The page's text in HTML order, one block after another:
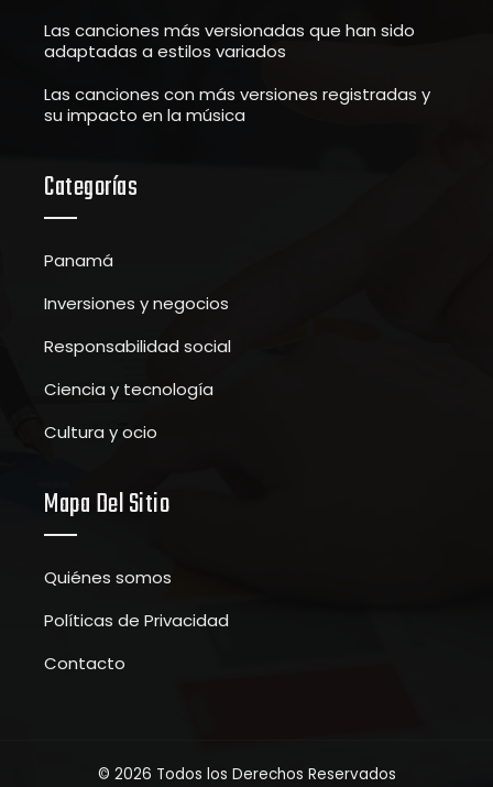
Las canciones más versionadas que han sido
adaptadas a estilos variados
Las canciones con más versiones registradas y
su impacto en la música
Categorías
Panamá
Inversiones y negocios
Responsabilidad social
Ciencia y tecnología
Cultura y ocio
Mapa Del Sitio
Quiénes somos
Políticas de Privacidad
Contacto
© 2026 Todos los Derechos Reservados